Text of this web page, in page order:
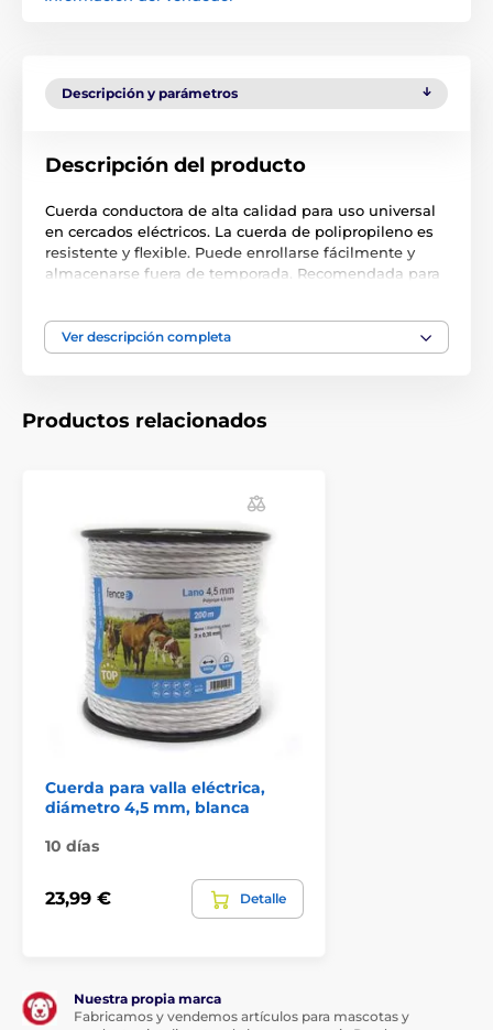
Descripción y parámetros
Descripción del producto
Cuerda conductora de alta calidad para uso universal
en cercados eléctricos. La cuerda de polipropileno es
resistente y flexible. Puede enrollarse fácilmente y
almacenarse fuera de temporada. Recomendada para
jabalíes. Alambre de cobre estañado en el interior
para una conductividad máxima. Debido al color y
5 x 0,20 mm de alambre de acero inoxidable de alta
Longitud 200 m
Larga vida útil
Protección UV
Las especificaciones técnicas pueden cambiar sin
previo aviso. Las imágenes tienen únicamente
carácter ilustrativo.
Accesorios Vallas eléctricas
Conductores y acoplamientos
Conductores Cuerdas 4 - 6 mm
Ver descripción completa
Productos relacionados
Cuerda para valla eléctrica,
diámetro 4,5 mm, blanca
10 días
23,99 € Detalle
Nuestra propia marca
Fabricamos y vendemos artículos para mascotas y